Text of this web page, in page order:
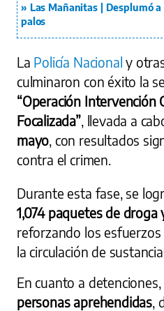
Las Mañanitas | Desplumó
palos
La Policía Nacionaly
culminaron con éxito la
“Operación Intervención
Focalizada”, llevada a
mayo , con resultados
contra el crimen.
Durante esta fase, se
1,074 paquetes de
reforzando los
la circulación de
En cuanto a
personas aprehendidas